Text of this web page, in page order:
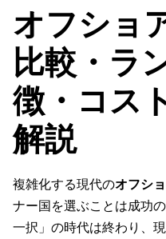
オフショ
比較・ラ
徴・コス
解説
複雑化する現代のオフシ
ナー国を選ぶことは成功
一択」の時代は終わり、